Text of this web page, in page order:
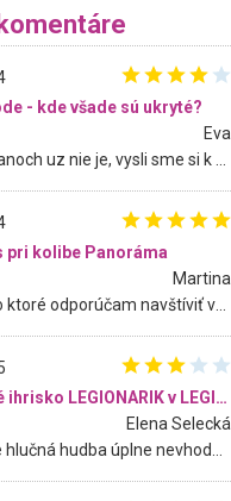
- kde všade sú ukryté?
Eva
pri kolibe Panoráma
Martina
Vnútorné detské ihrisko LEGIONARIK v LEGIA Fitness
Elena Selecká